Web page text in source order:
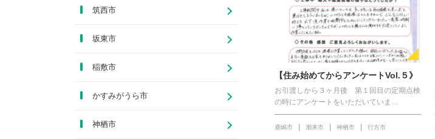
【住み始めてからアンケートVol.５》
お引渡しから３ヶ月後 第１回目の定期点検
の時にアンケートをいただいていま…
鹿嶋市 潮来市 神栖市 行方市
筑西市
坂東市
稲敷市
かすみがうら市
神栖市